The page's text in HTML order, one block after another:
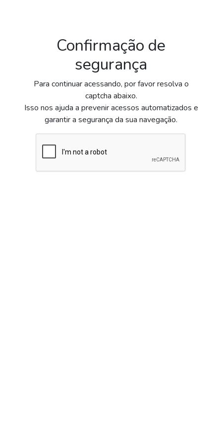
Confirmação de
segurança
Para continuar acessando, por favor resolva o
captcha abaixo.
Isso nos ajuda a prevenir acessos automatizados e
garantir a segurança da sua navegação.